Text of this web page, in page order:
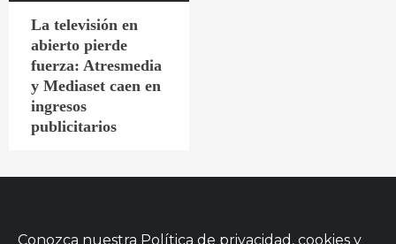
La televisión en
abierto pierde
fuerza: Atresmedia
y Mediaset caen en
ingresos
publicitarios
Conozca nuestra Política de privacidad, cookies y